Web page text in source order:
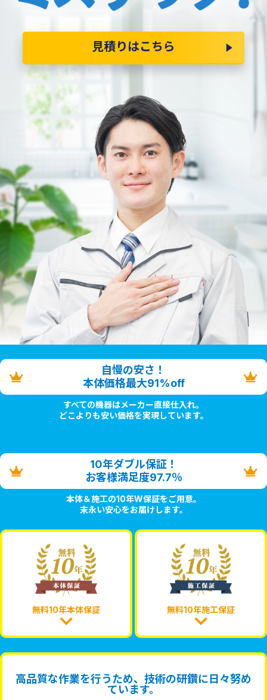
見積りはこちら
自慢の安さ！
本体価格最大91%off
すべての機器はメーカー直接仕入れ。
どこよりも安い価格を実現しています。
10年ダブル保証！
お客様満足度97.7％
本体＆施工の10年W保証をご用意。
末永い安心をお届けします。
無料10年本体保証 無料10年施工保証
高品質な作業を行うため、技術の研鑽に日々努め
ています。